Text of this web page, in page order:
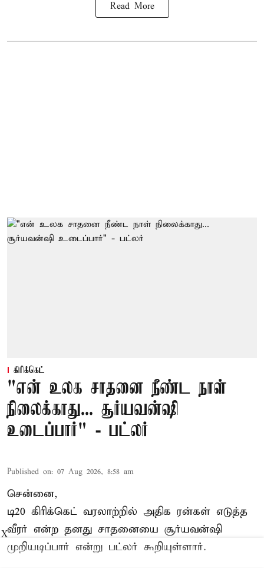
Read More
கிரிக்கெட்
"என் உலக சாதனை நீண்ட நாள்
நிலைக்காது... சூர்யவன்ஷி
உடைப்பார்" - பட்லர்
Published on: 07 Aug 2026, 8:58 am
சென்னை,
டி20 கிரிக்கெட் வரலாற்றில் அதிக ரன்கள் எடுத்த
வீரர் என்ற தனது சாதனையை சூர்யவன்ஷி
முறியடிப்பார் என்று பட்லர் கூறியுள்ளார்.
X